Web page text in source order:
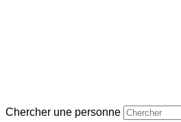
Chercher une personne